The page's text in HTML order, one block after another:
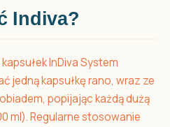
Indiva?
InDiva System
jedną kapsułkę rano, wraz ze
popijając każdą dużą
ml). Regularne stosowanie